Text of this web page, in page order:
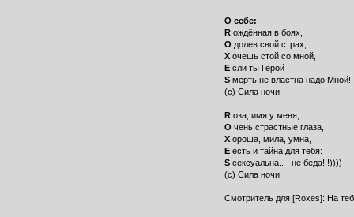
О себе:
R ождённая в боях,
O долев свой страх,
X очешь стой со мной,
E сли ты Герой
S мерть не властна надо Мной!
(с) Сила ночи
R оза, имя у меня,
O чень страстные глаза,
X ороша, мила, умна,
E есть и тайна для тебя:
S сексуальна.. - не беда!!!))))
(с) Сила ночи
Смотритель для [Roxes]: На